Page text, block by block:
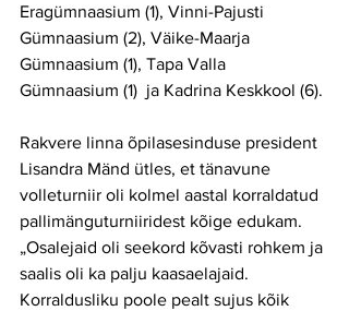
Eragümnaasium (1), Vinni-Pajusti
Gümnaasium (2), Väike-Maarja
Gümnaasium (1), Tapa Valla
Gümnaasium (1)  ja Kadrina Keskkool (6).
Rakvere linna õpilasesinduse president
Lisandra Mänd ütles, et tänavune
volleturniir oli kolmel aastal korraldatud
pallimänguturniiridest kõige edukam.
„Osalejaid oli seekord kõvasti rohkem ja
saalis oli ka palju kaasaelajaid.
Korraldusliku poole pealt sujus kõik